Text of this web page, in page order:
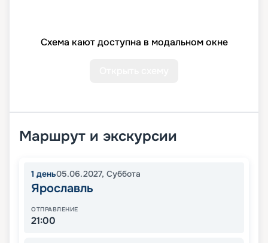
Схема кают доступна в модальном окне
Маршрут и экскурсии
1 день05.06.2027, Суббота
Ярославль
ОТПРАВЛЕНИЕ
21:00